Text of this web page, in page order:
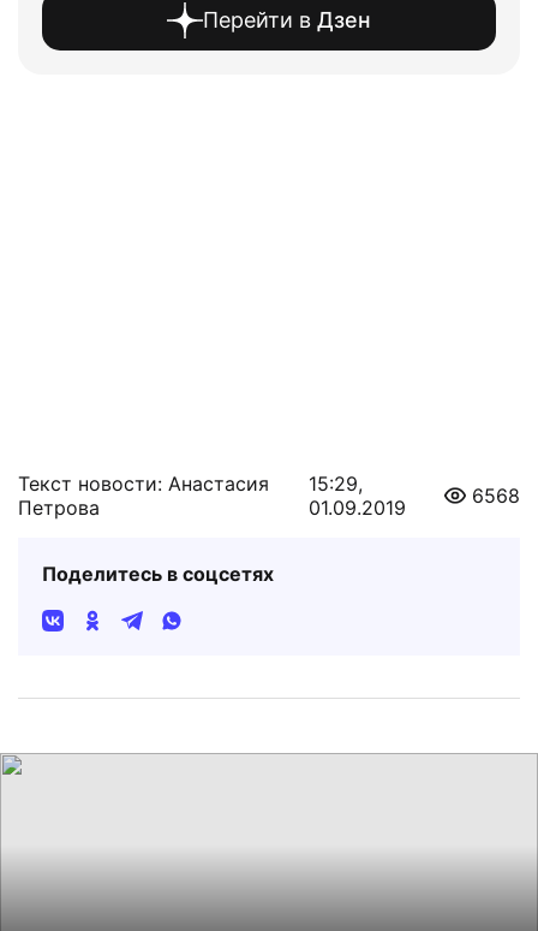
Перейти в Дзен
Текст новости: Анастасия
Петрова
15:29,
01.09.2019
6568
Поделитесь в соцсетях